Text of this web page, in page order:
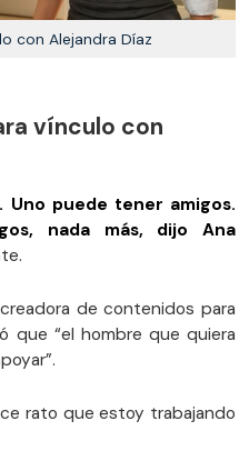
con Alejandra Díaz
vínculo con
Uno puede tener amigos.
nada más, dijo Ana
de contenidos para
que “el hombre que quiera
rato que estoy trabajando